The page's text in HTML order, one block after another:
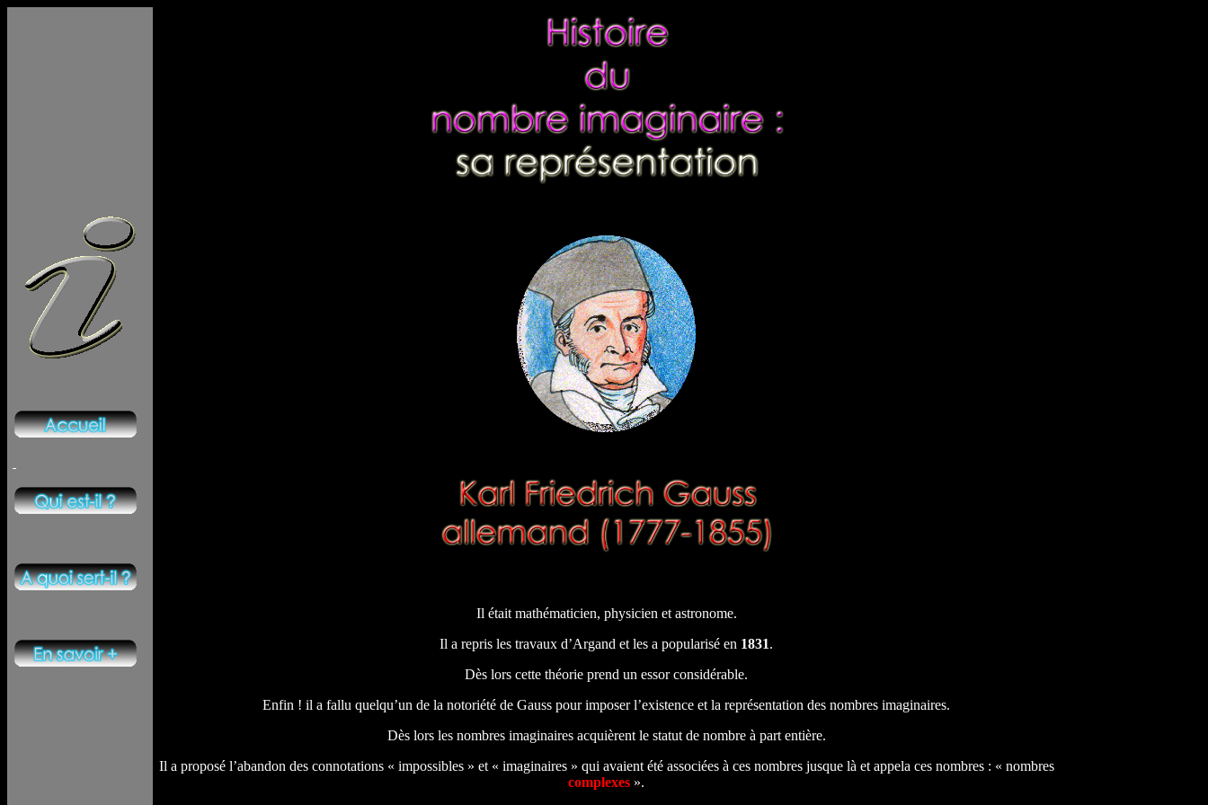
Il était mathématicien, physicien et astronome.
Il a repris les travaux d’Argand et les a popularisé en 1831.
Dès lors cette théorie prend un essor considérable.
Enfin ! il a fallu quelqu’un de la notoriété de Gauss pour imposer l’existence et la représentation des nombres imaginaires.
Dès lors les nombres imaginaires acquièrent le statut de nombre à part entière.
Il a proposé l’abandon des connotations « impossibles » et « imaginaires » qui avaient été associées à ces nombres jusque là et appela ces nombres : « nombres
complexes ».